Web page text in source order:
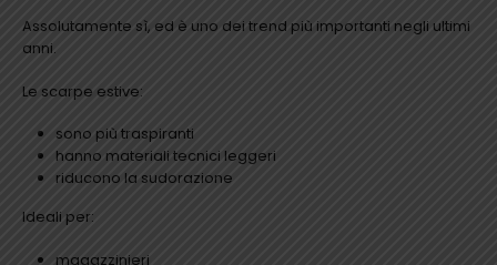
Assolutamente sì, ed è uno dei trend più importanti negli ultimi
anni.
Le scarpe estive:
sono più traspiranti
hanno materiali tecnici leggeri
riducono la sudorazione
Ideali per:
magazzinieri